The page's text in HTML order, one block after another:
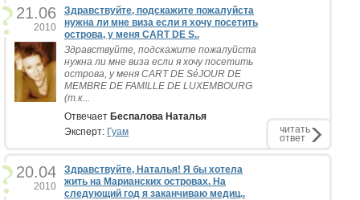
21.06
2010
Здравствуйте, подскажите пожалуйста
нужна ли мне виза если я хочу посетить
острова, у меня CART DE S..
Здравствуйте, подскажите пожалуйста
нужна ли мне виза если я хочу посетить
острова, у меня CART DE SéJOUR DE
MEMBRE DE FAMILLE DE LUXEMBOURG
(т.к...
Отвечает Беспалова Наталья
Эксперт: Гуам читать
ответ
20.04
2010
Здравствуйте, Наталья! Я бы хотела
жить на Марианских островах. На
следующий год я заканчиваю медиц..